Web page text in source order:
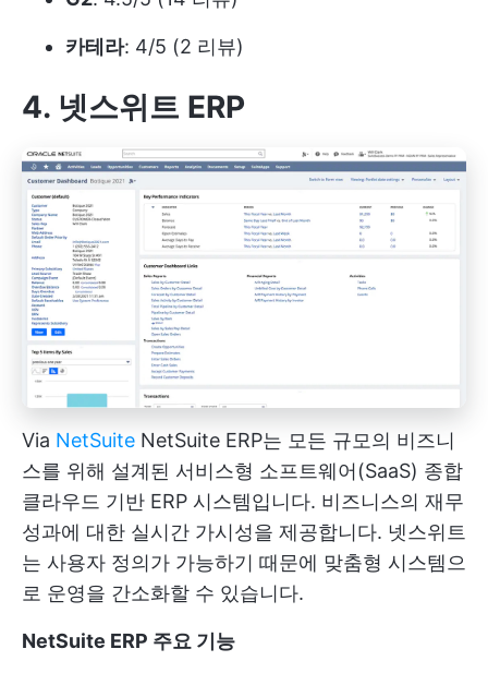
카테라: 4/5 (2 리뷰)
4. 넷스위트 ERP
Via NetSuite NetSuite ERP는 모든 규모의 비즈니
스를 위해 설계된 서비스형 소프트웨어(SaaS) 종합
클라우드 기반 ERP 시스템입니다. 비즈니스의 재무
성과에 대한 실시간 가시성을 제공합니다. 넷스위트
는 사용자 정의가 가능하기 때문에 맞춤형 시스템으
로 운영을 간소화할 수 있습니다.
NetSuite ERP 주요 기능